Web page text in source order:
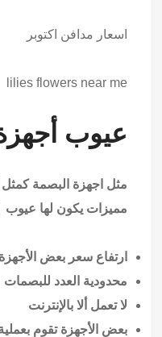
اسعار مدافن اكتوبر
lilies flowers near me
عيوب
مثل اجهزة البصمة كمثل
مميزات يكون لها عيوب
ارتفاع سعر بعض الأجهزة
محدودية العدد للبصمات
لا تعمل ألا بالإنترنت
بعض الأجهزة تقوم